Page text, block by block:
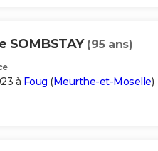
SOMBSTAY (95 ans)
à Foug (Meurthe-et-Moselle)